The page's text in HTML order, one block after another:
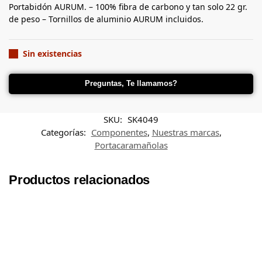
Portabidón AURUM. – 100% fibra de carbono y tan solo 22 gr.
de peso – Tornillos de aluminio AURUM incluidos.
Sin existencias
Preguntas, Te llamamos?
SKU: SK4049
Categorías: Componentes, Nuestras marcas,
Portacaramañolas
Productos relacionados